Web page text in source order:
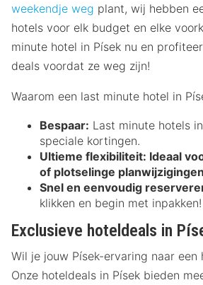
weekendje weg plant, wij hebben
hotels voor elk budget en elke
minute hotel in Písek nu en
deals voordat ze weg zijn!
Waarom een last minute hotel in
Bespaar: Last minute hotels
speciale kortingen.
Ultieme flexibiliteit: Ideaal
of plotselinge
Snel en eenvoudig
klikken en begin met inpakken!
Exclusieve hoteldeals in
Wil je jouw Písek-ervaring naar een
Onze hoteldeals in Písek bieden